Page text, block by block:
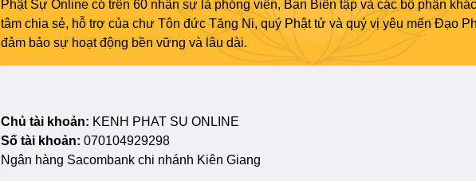
Phật Sự Online có trên 60 nhân sự là phóng viên, Ban Biên tập và các bộ phận
tâm chia sẻ, hỗ trợ của chư Tôn đức Tăng Ni, quý Phật tử và quý vị yêu mến Đạo
đảm bảo sự hoạt động bền vững và lâu dài.
Chủ tài khoản: KENH PHAT SU ONLINE
Số tài khoản: 070104929298
Ngân hàng Sacombank chi nhánh Kiên Giang